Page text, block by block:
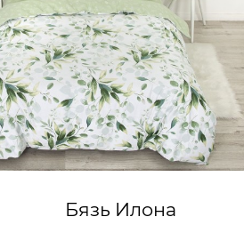
Бязь Илона